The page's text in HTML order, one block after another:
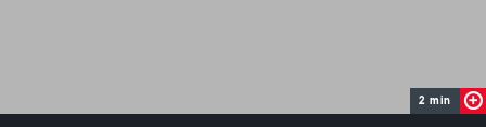
2 min